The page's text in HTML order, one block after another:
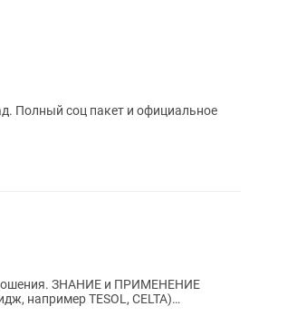
Полный соц пакет и официальное
например TESOL, CELTA)